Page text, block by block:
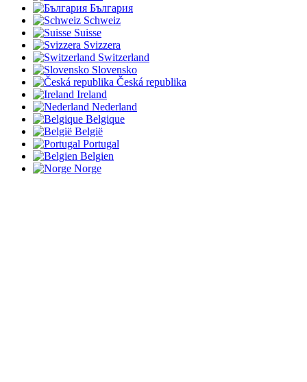
България
Schweiz
Suisse
Svizzera
Switzerland
Slovensko
Česká republika
Ireland
Nederland
Belgique
België
Portugal
Belgien
Norge